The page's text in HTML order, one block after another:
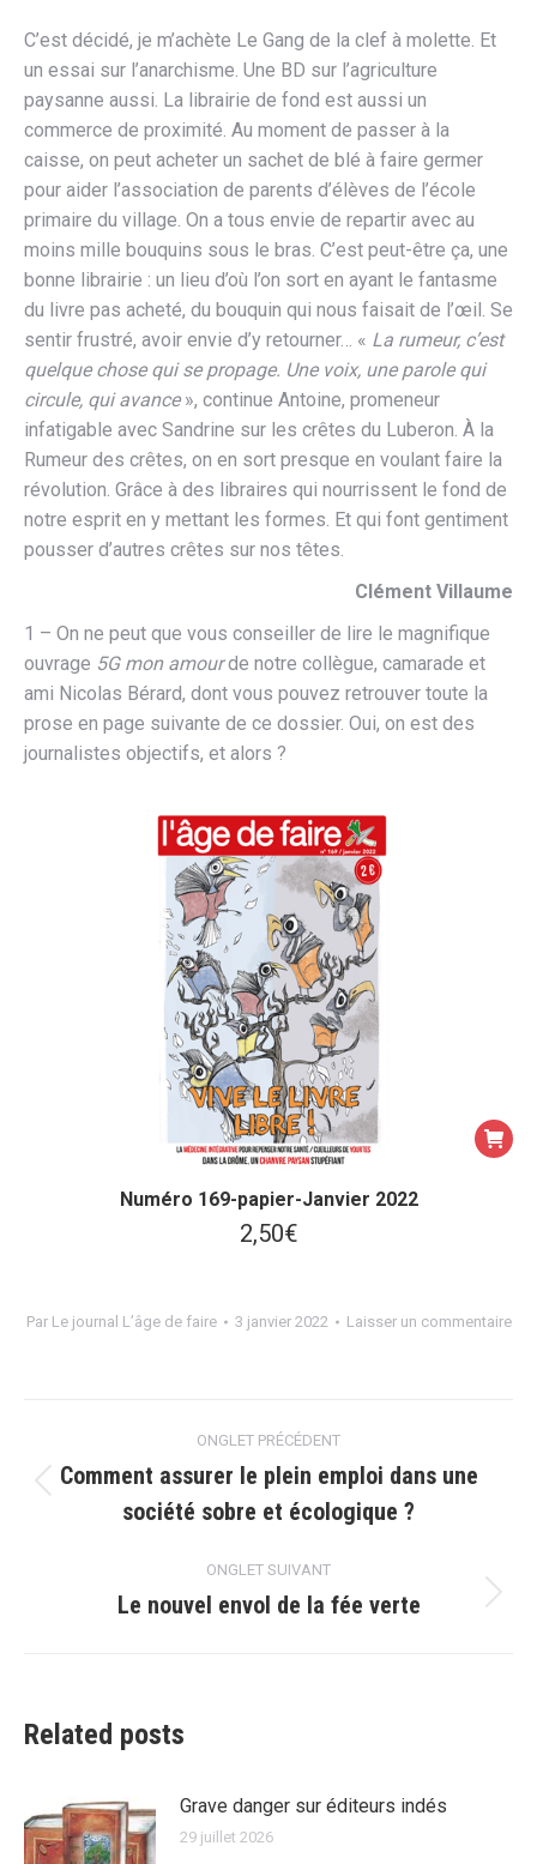
C’est décidé, je m’achète Le Gang de la clef à molette. Et
un essai sur l’anarchisme. Une BD sur l’agriculture
paysanne aussi. La librairie de fond est aussi un
commerce de proximité. Au moment de passer à la
caisse, on peut acheter un sachet de blé à faire germer
pour aider l’association de parents d’élèves de l’école
primaire du village. On a tous envie de repartir avec au
moins mille bouquins sous le bras. C’est peut-être ça, une
bonne librairie : un lieu d’où l’on sort en ayant le fantasme
du livre pas acheté, du bouquin qui nous faisait de l’œil. Se
sentir frustré, avoir envie d’y retourner… « La rumeur, c’est
quelque chose qui se propage. Une voix, une parole qui
circule, qui avance», continue Antoine, promeneur
infatigable avec Sandrine sur les crêtes du Luberon. À la
Rumeur des crêtes, on en sort presque en voulant faire la
révolution. Grâce à des libraires qui nourrissent le fond de
notre esprit en y mettant les formes. Et qui font gentiment
pousser d’autres crêtes sur nos têtes.
Clément Villaume
1 – On ne peut que vous conseiller de lire le magnifique
ouvrage 5G mon amourde notre collègue, camarade et
ami Nicolas Bérard, dont vous pouvez retrouver toute la
prose en page suivante de ce dossier. Oui, on est des
journalistes objectifs, et alors ?
Numéro 169-papier-Janvier 2022
2,50€
Par Le journal L’âge de faire 3 janvier 2022 Laisser un commentaire
Navigation
de
commentaire
ONGLET PRÉCÉDENT
Onglet
précédent
Comment assurer le plein emploi dans une
société sobre et écologique ?
ONGLET SUIVANT
Onglet
Le nouvel envol de la fée verte
Related posts
Grave danger sur éditeurs indés
29 juillet 2026